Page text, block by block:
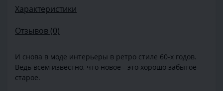
Характеристики
Отзывов (0)
И снова в моде интерьеры в ретро стиле 60-х годов.
Ведь всем известно, что новое - это хорошо забытое
старое.